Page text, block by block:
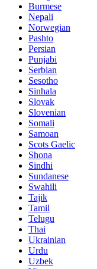
Burmese
Nepali
Norwegian
Pashto
Persian
Punjabi
Serbian
Sesotho
Sinhala
Slovak
Slovenian
Somali
Samoan
Scots Gaelic
Shona
Sindhi
Sundanese
Swahili
Tajik
Tamil
Telugu
Thai
Ukrainian
Urdu
Uzbek